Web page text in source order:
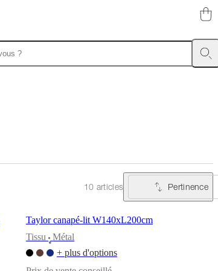
10 articles Pertinence
Taylor canapé-lit W140xL200cm
Tissu
•
Métal
+ plus d'options